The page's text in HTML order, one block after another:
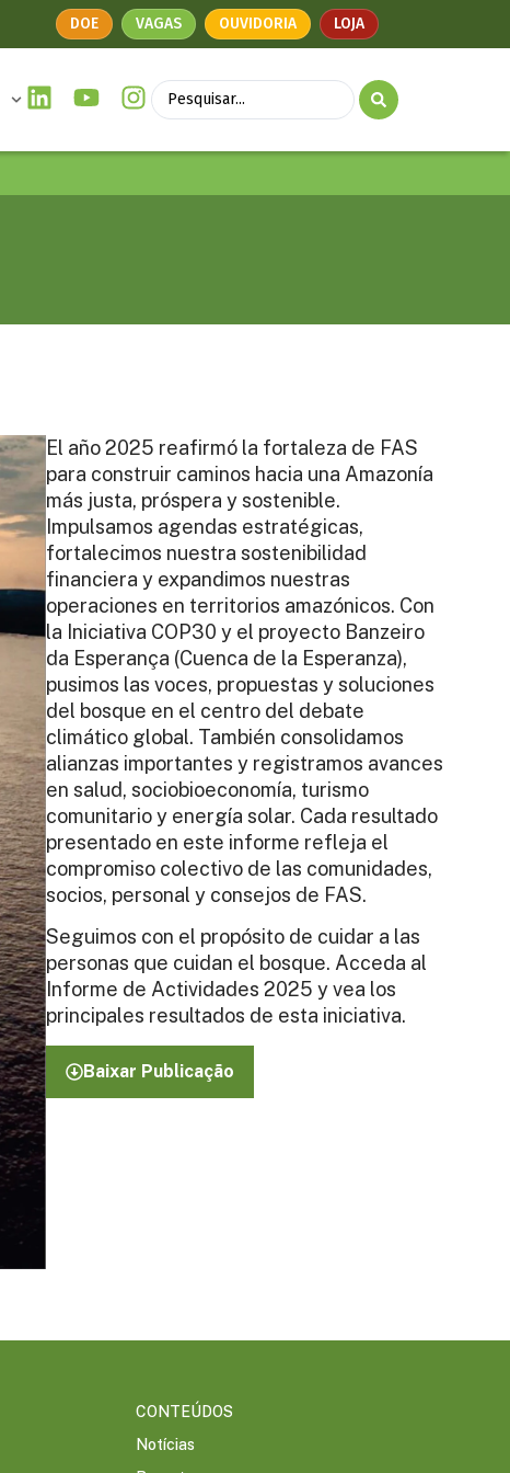
DOE VAGAS OUVIDORIA LOJA
El año 2025 reafirmó la fortaleza de FAS
para construir caminos hacia una Amazonía
más justa, próspera y sostenible.
Impulsamos agendas estratégicas,
fortalecimos nuestra sostenibilidad
financiera y expandimos nuestras
operaciones en territorios amazónicos. Con
la Iniciativa COP30 y el proyecto Banzeiro
da Esperança (Cuenca de la Esperanza),
pusimos las voces, propuestas y soluciones
del bosque en el centro del debate
climático global. También consolidamos
alianzas importantes y registramos avances
en salud, sociobioeconomía, turismo
comunitario y energía solar. Cada resultado
presentado en este informe refleja el
compromiso colectivo de las comunidades,
socios, personal y consejos de FAS.
Seguimos con el propósito de cuidar a las
personas que cuidan el bosque. Acceda al
Informe de Actividades 2025 y vea los
principales resultados de esta iniciativa.
Baixar Publicação
CONTEÚDOS
Notícias